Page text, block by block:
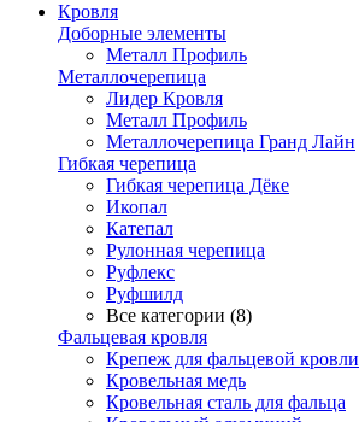
Кровля
Доборные элементы
Металл Профиль
Металлочерепица
Лидер Кровля
Металл Профиль
Металлочерепица Гранд Лайн
Гибкая черепица
Гибкая черепица Дёке
Икопал
Катепал
Рулонная черепица
Руфлекс
Руфшилд
Все категории (8)
Фальцевая кровля
Крепеж для фальцевой кровли
Кровельная медь
Кровельная сталь для фальца